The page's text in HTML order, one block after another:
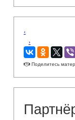
‹
›
Поделитесь